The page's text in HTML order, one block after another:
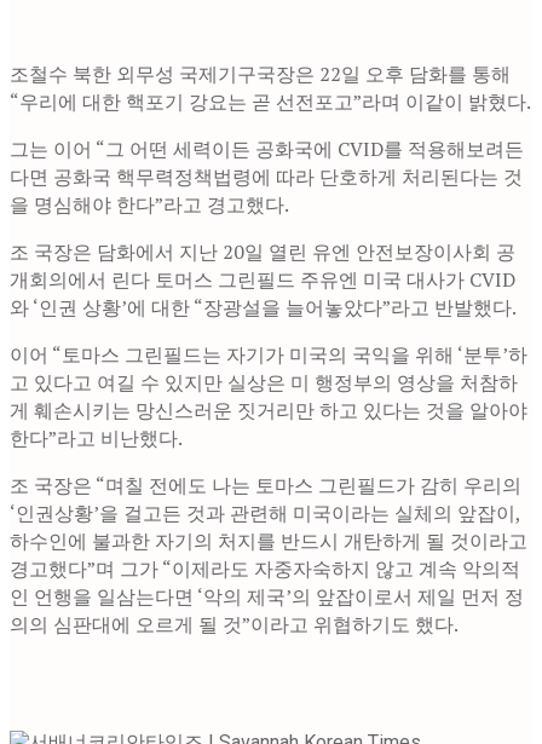
조철수 북한 외무성 국제기구국장은 22일 오후 담화를 통해
“우리에 대한 핵포기 강요는 곧 선전포고”라며 이같이 밝혔다.
그는 이어 “그 어떤 세력이든 공화국에 CVID를 적용해보려든
다면 공화국 핵무력정책법령에 따라 단호하게 처리된다는 것
을 명심해야 한다”라고 경고했다.
조 국장은 담화에서 지난 20일 열린 유엔 안전보장이사회 공
개회의에서 린다 토머스 그린필드 주유엔 미국 대사가 CVID
와 ‘인권 상황’에 대한 “장광설을 늘어놓았다”라고 반발했다.
이어 “토마스 그린필드는 자기가 미국의 국익을 위해 ‘분투’하
고 있다고 여길 수 있지만 실상은 미 행정부의 영상을 처참하
게 훼손시키는 망신스러운 짓거리만 하고 있다는 것을 알아야
한다”라고 비난했다.
조 국장은 “며칠 전에도 나는 토마스 그린필드가 감히 우리의
‘인권상황’을 걸고든 것과 관련해 미국이라는 실체의 앞잡이,
하수인에 불과한 자기의 처지를 반드시 개탄하게 될 것이라고
경고했다”며 그가 “이제라도 자중자숙하지 않고 계속 악의적
인 언행을 일삼는다면 ‘악의 제국’의 앞잡이로서 제일 먼저 정
의의 심판대에 오르게 될 것”이라고 위협하기도 했다.